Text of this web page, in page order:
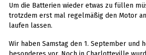
Um die Batterien wieder etwas zu füllen
trotzdem erst mal regelmäßig den Motor
laufen lassen.
Wir haben Samstag den 1. September und